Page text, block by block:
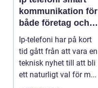
kommunikation för
både företag och
privatpersoner
Ip-telefoni har på kort
tid gått från att vara en
teknisk nyhet till att bli
ett naturligt val för m...